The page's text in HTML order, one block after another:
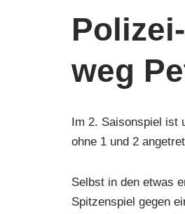
weg
Im 2. Saisonspiel ist
ohne 1 und 2
Selbst in den etwas
Spitzenspiel gegen